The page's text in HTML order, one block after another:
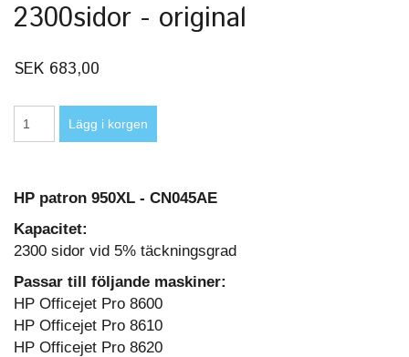
2300sidor - original
SEK 683,00
HP patron 950XL - CN045AE
Kapacitet:
2300 sidor vid 5% täckningsgrad
Passar till följande maskiner:
HP Officejet Pro 8600
HP Officejet Pro 8610
HP Officejet Pro 8620